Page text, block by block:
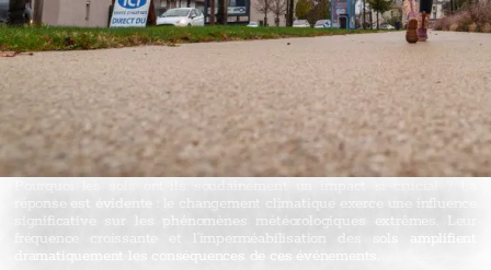
réponse est évidente : le changement climatique exerce une influence
significative sur les phénomènes météorologiques extrêmes. Leur
fréquence croissante et l’imperméabilisation des sols amplifient
dramatiquement les conséquences de ces événements.